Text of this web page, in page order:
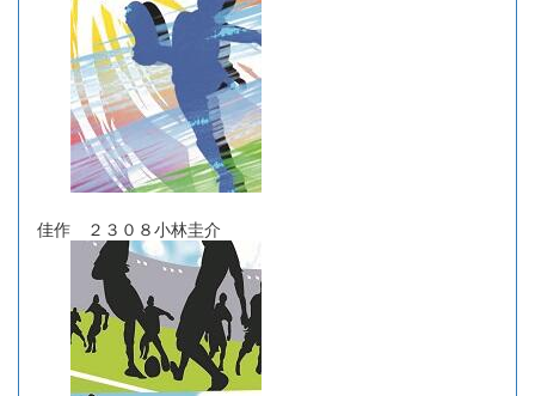
佳作 ２３０８小林圭介